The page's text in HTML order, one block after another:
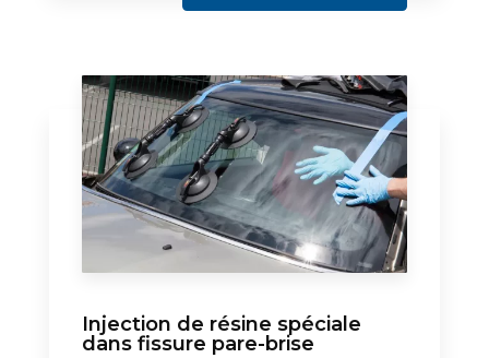
Injection de résine spéciale
dans fissure pare-brise